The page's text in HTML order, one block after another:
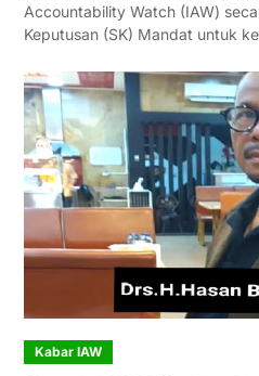
Accountability Watch (IAW)
Keputusan (SK) Mandat untuk
Kabar IAW